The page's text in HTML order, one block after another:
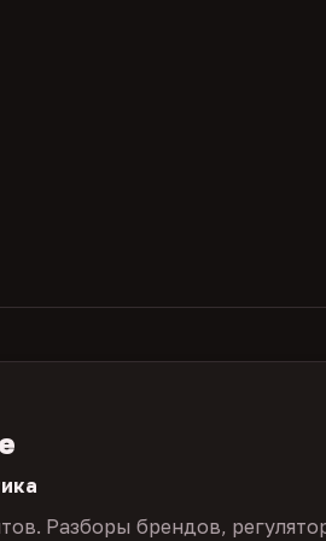
Разборы брендов,